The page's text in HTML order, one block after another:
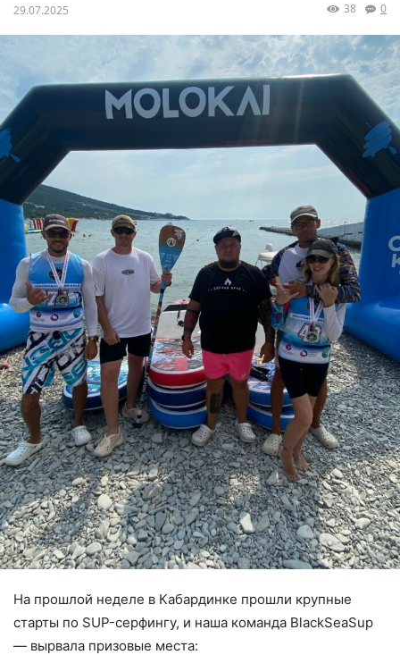
29.07.2025 0
38
На прошлой неделе в Кабардинке прошли крупные
старты по SUP-серфингу, и наша команда BlackSeaSup
— вырвала призовые места: